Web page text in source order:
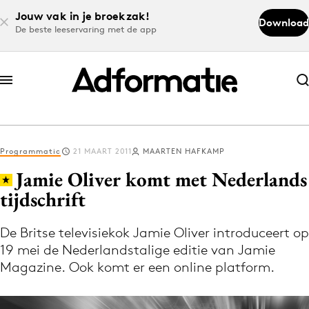
Jouw vak in je broekzak!
De beste leeservaring met de app
Download
Abonneer nu
Abonneer nu
Log in
Volg het laatste nieuws via de Adformatie
Nieuws app
Programmatic 21 MAART 2011 MAARTEN HAFKAMP
Jamie Oliver komt met Nederlands
tijdschrift
De Britse televisiekok Jamie Oliver introduceert op
19 mei de Nederlandstalige editie van Jamie
Magazine. Ook komt er een online platform.